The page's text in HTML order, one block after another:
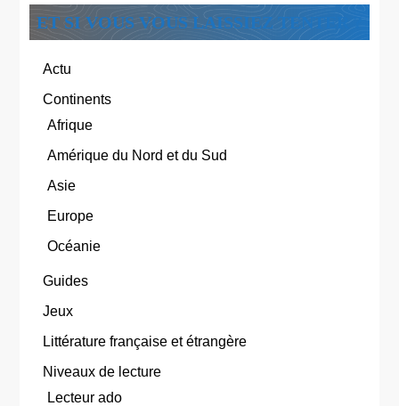
ET SI VOUS VOUS LAISSIEZ TENTER ?
Actu
Continents
Afrique
Amérique du Nord et du Sud
Asie
Europe
Océanie
Guides
Jeux
Littérature française et étrangère
Niveaux de lecture
Lecteur ado